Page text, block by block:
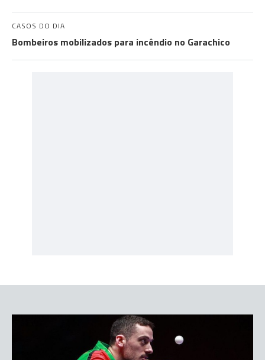
CASOS DO DIA
Bombeiros mobilizados para incêndio no Garachico